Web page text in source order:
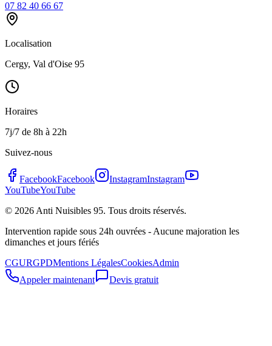
07 82 40 66 67
Localisation
Cergy, Val d'Oise 95
Horaires
7j/7 de 8h à 22h
Suivez-nous
FacebookFacebook InstagramInstagram
YouTubeYouTube
© 2026 Anti Nuisibles 95. Tous droits réservés.
Intervention rapide sous 24h ouvrées - Aucune majoration les
dimanches et jours fériés
CGURGPDMentions LégalesCookiesAdmin
Appeler maintenant
Devis gratuit